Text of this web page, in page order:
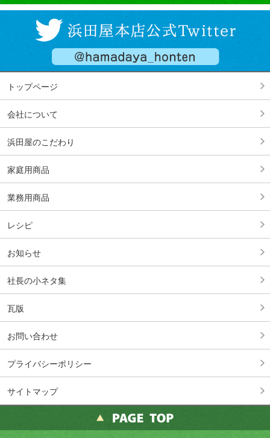
トップページ
会社について
浜田屋のこだわり
家庭用商品
業務用商品
レシピ
お知らせ
社長の小ネタ集
瓦版
お問い合わせ
プライバシーポリシー
サイトマップ